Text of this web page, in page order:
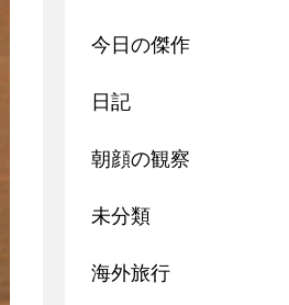
今日の傑作
日記
朝顔の観察
未分類
海外旅行